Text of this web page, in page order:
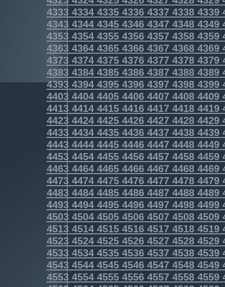
4333433443354336433743384339
4343434443454346434743484349
4353435443554356435743584359
4363436443654366436743684369
4373437443754376437743784379
4383438443854386438743884389
4393439443954396439743984399
4403440444054406440744084409
4413441444154416441744184419
4423442444254426442744284429
4433443444354436443744384439
4443444444454446444744484449
4453445444554456445744584459
4463446444654466446744684469
4473447444754476447744784479
4483448444854486448744884489
4493449444954496449744984499
4503450445054506450745084509
4513451445154516451745184519
4523452445254526452745284529
4533453445354536453745384539
4543454445454546454745484549
4553455445554556455745584559